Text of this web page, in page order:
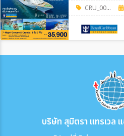
CRU_0070
บริษัท สุมิตรา แทรเวล